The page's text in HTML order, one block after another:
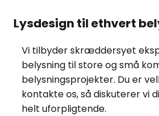
Lysdesign til ethvert
Vi tilbyder skræddersyet
belysning til store og små
belysningsprojekter. Du er
kontakte os, så diskuterer vi
helt uforpligtende.